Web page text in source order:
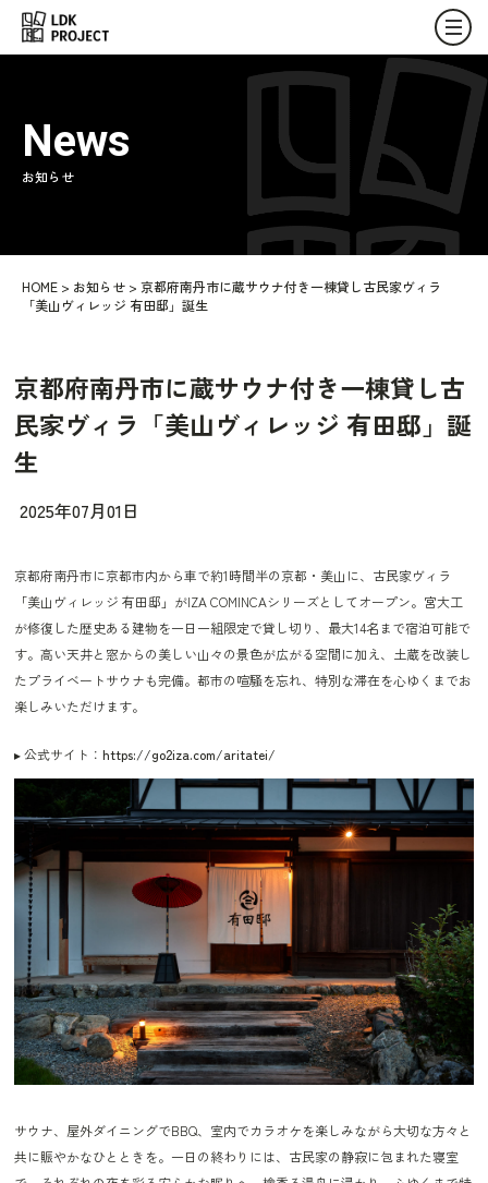
News
お知らせ
HOME > お知らせ > 京都府南丹市に蔵サウナ付き一棟貸し古民家ヴィラ
「美山ヴィレッジ 有田邸」誕生
京都府南丹市に蔵サウナ付き一棟貸し古
民家ヴィラ「美山ヴィレッジ 有田邸」誕
生
2025年07月01日
京都府南丹市に京都市内から車で約1時間半の京都・美山に、古民家ヴィラ
「美山ヴィレッジ 有田邸」がIZA COMINCAシリーズとしてオープン。宮大工
が修復した歴史ある建物を一日一組限定で貸し切り、最大14名まで宿泊可能で
す。高い天井と窓からの美しい山々の景色が広がる空間に加え、土蔵を改装し
たプライベートサウナも完備。都市の喧騒を忘れ、特別な滞在を心ゆくまでお
楽しみいただけます。
▸ 公式サイト：https://go2iza.com/aritatei/
サウナ、屋外ダイニングでBBQ、室内でカラオケを楽しみながら大切な方々と
共に賑やかなひとときを。一日の終わりには、古民家の静寂に包まれた寝室